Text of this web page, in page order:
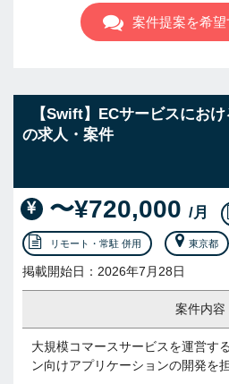
案件提案を希望
【Swift】ECサービスにお
の求人・案件
〜¥720,000 /月
リモート・常駐 併用 東京都
掲載開始日：2026年7月28日
案件内容
大規模コマースサービスを運営す
ン向けアプリケーションの開発を